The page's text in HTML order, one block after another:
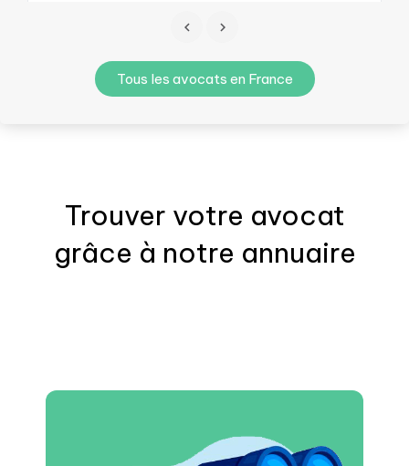
Tous les avocats en France
Trouver votre avocat
grâce à notre annuaire